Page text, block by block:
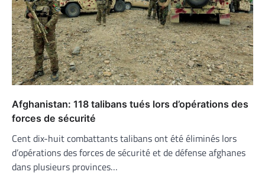
Afghanistan: 118 talibans tués lors d’opérations des
forces de sécurité
Cent dix-huit combattants talibans ont été éliminés lors
d’opérations des forces de sécurité et de défense afghanes
dans plusieurs provinces…